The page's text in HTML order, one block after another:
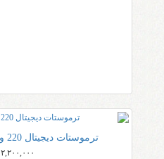
ترموستات دیجیتال 220 ولت با سنسور خارجی
۲,۲۰۰,۰۰۰ تومان